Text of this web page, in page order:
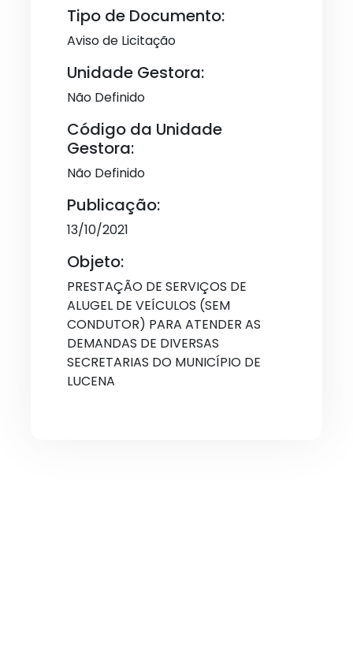
Tipo de Documento:
Aviso de Licitação
Unidade Gestora:
Não Definido
Código da Unidade
Gestora:
Não Definido
Publicação:
13/10/2021
Objeto:
PRESTAÇÃO DE SERVIÇOS DE
ALUGEL DE VEÍCULOS (SEM
CONDUTOR) PARA ATENDER AS
DEMANDAS DE DIVERSAS
SECRETARIAS DO MUNICÍPIO DE
LUCENA